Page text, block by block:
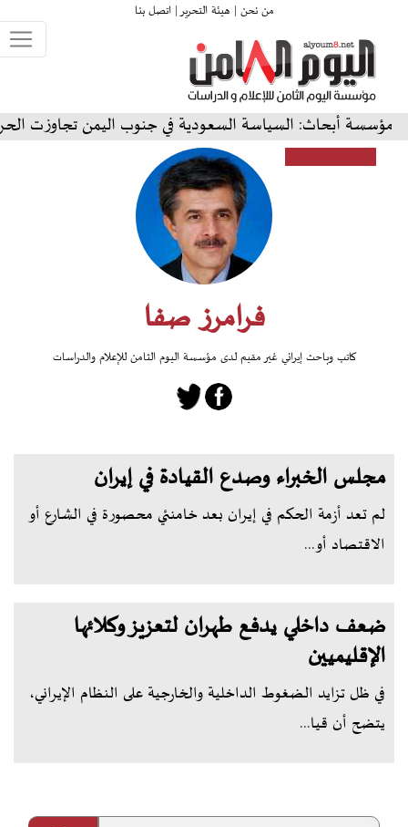
من نحن | هيئة التحرير |اتصل بنا
السياسة السعودية في جنوب اليمن تجاوزت الحرب إلى
فرامرز صفا
كاتب وباحث إيراني غير مقيم لدى مؤسسة اليوم الثامن للإعلام والدراسات
مجلس الخبراء وصدع القيادة في إيران
لم تعد أزمة الحكم في إيران بعد خامنئي محصورة في الشارع أو
الاقتصاد أو...
ضعف داخلي يدفع طهران لتعزيز وكلائها
الإقليميين
في ظل تزايد الضغوط الداخلية والخارجية على النظام الإيراني،
يتضح أن قيا...